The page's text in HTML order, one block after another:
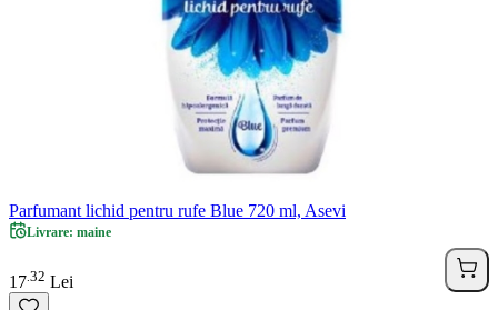
Parfumant lichid pentru rufe Blue 720 ml, Asevi
Livrare: maine
17 32 Lei